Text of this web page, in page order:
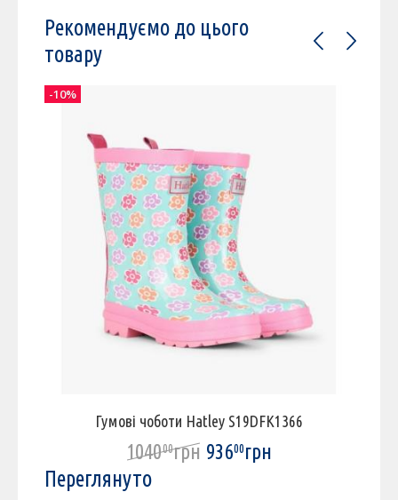
Рекомендуємо до цього
товару
Гумові чоботи Hatley S19DFK1366
104000грн 93600грн
-10%
Переглянуто